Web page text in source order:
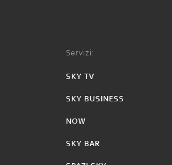
Servizi:
SKY TV
SKY BUSINESS
NOW
SKY BAR